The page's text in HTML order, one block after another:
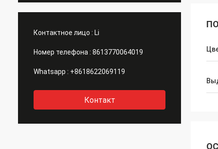
Контактное лицо : Li
Номер телефона : 8613770064019
Whatsapp : +8618622069119
Контакт